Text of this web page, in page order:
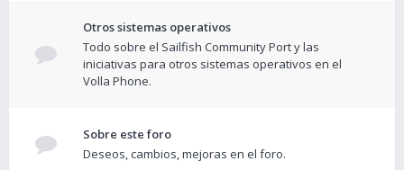
Otros sistemas operativos
Todo sobre el Sailfish Community Port y las
iniciativas para otros sistemas operativos en el
Volla Phone.
Sobre este foro
Deseos, cambios, mejoras en el foro.